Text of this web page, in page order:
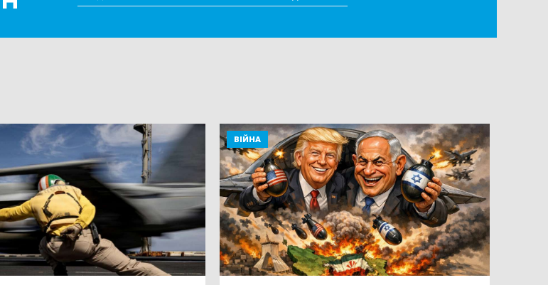
ВІЙНА